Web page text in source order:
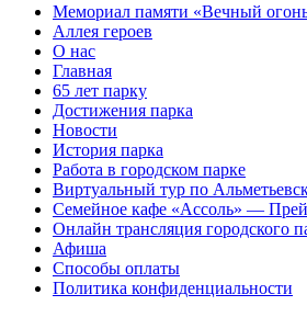
Мемориал памяти «Вечный
Аллея героев
О нас
Главная
65 лет парку
Достижения парка
Новости
История парка
Работа в городском парке
Виртуальный тур по
Семейное кафе «Ассоль» —
Онлайн трансляция городского
Афиша
Способы оплаты
Политика конфиденциальности